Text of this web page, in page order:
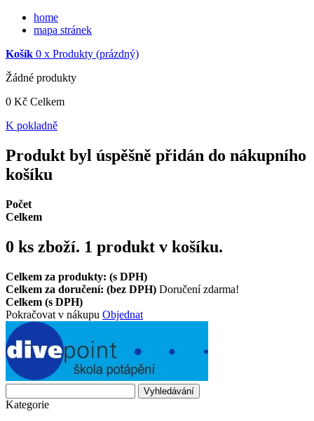
home
mapa stránek
Košík 0 x Produkty (prázdný)
Žádné produkty
0 Kč Celkem
K pokladně
Produkt byl úspěšně přidán do nákupního
košíku
Počet
Celkem
0 ks zboží. 1 produkt v košíku.
Celkem za produkty: (s DPH)
Celkem za doručení: (bez DPH) Doručení zdarma!
Celkem (s DPH)
Pokračovat v nákupu Objednat
Vyhledávání
Kategorie